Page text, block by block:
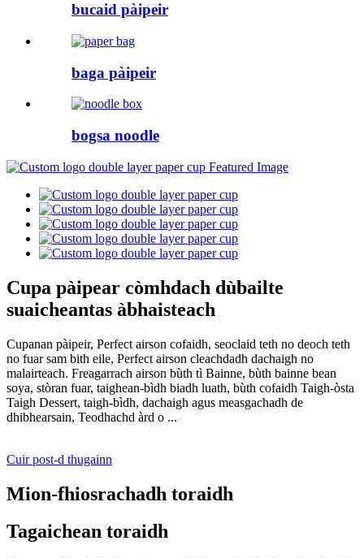
bucaid pàipeir
baga pàipeir
bogsa noodle
Cupa pàipear còmhdach dùbailte
suaicheantas àbhaisteach
Cupanan pàipeir, Perfect airson cofaidh, seoclaid teth no deoch teth
no fuar sam bith eile, Perfect airson cleachdadh dachaigh no
malairteach. Freagarrach airson bùth tì Bainne, bùth bainne bean
soya, stòran fuar, taighean-bìdh biadh luath, bùth cofaidh Taigh-òsta
Taigh Dessert, taigh-bìdh, dachaigh agus measgachadh de
dhibhearsain, Teodhachd àrd o ...
Cuir post-d thugainn
Mion-fhiosrachadh toraidh
Tagaichean toraidh